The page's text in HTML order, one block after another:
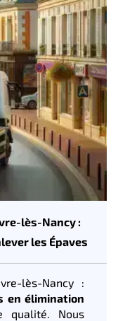
lès-Nancy :
les Épaves
lès-Nancy :
en élimination
qualité. Nous